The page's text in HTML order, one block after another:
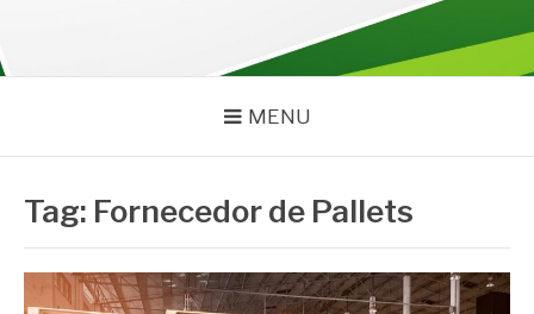
MENU
Tag: Fornecedor de Pallets